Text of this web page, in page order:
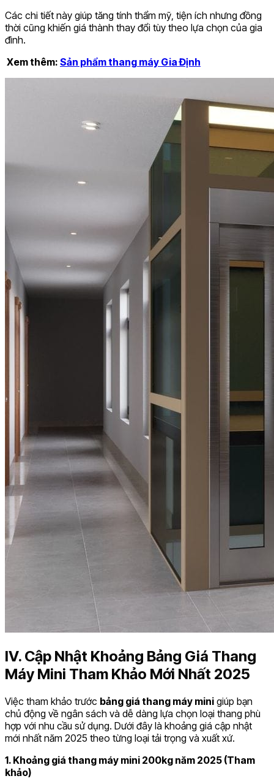
Các chi tiết này giúp tăng tính thẩm mỹ, tiện ích nhưng đồng
thời cũng khiến giá thành thay đổi tùy theo lựa chọn của gia
đình.
Xem thêm: Sản phẩm thang máy Gia Định
IV. Cập Nhật Khoảng Bảng Giá Thang
Máy Mini Tham Khảo Mới Nhất 2025
Việc tham khảo trước bảng giá thang máy mini giúp bạn
chủ động về ngân sách và dễ dàng lựa chọn loại thang phù
hợp với nhu cầu sử dụng. Dưới đây là khoảng giá cập nhật
mới nhất năm 2025 theo từng loại tải trọng và xuất xứ.
1. Khoảng giá thang máy mini 200kg năm 2025 (Tham
khảo)